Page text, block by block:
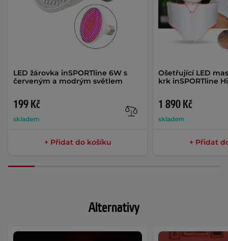
LED žárovka inSPORTline 6W s
červeným a modrým světlem
199 Kč
skladem
+ Přidat do košíku
Ošetřující LED
krk inSPORTline
1 890 Kč
skladem
+ Přidat
Alternativy